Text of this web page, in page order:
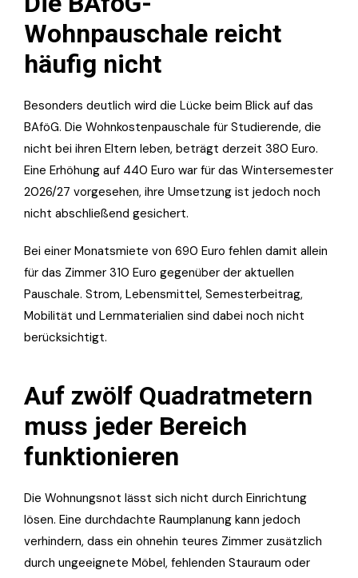
Wohnpauschale reicht
häufig nicht
Besonders deutlich wird die Lücke beim Blick auf das
BAföG. Die Wohnkostenpauschale für Studierende, die
nicht bei ihren Eltern leben, beträgt derzeit 380 Euro.
Eine Erhöhung auf 440 Euro war für das Wintersemester
2026/27 vorgesehen, ihre Umsetzung ist jedoch noch
nicht abschließend gesichert.
Bei einer Monatsmiete von 690 Euro fehlen damit allein
für das Zimmer 310 Euro gegenüber der aktuellen
Pauschale. Strom, Lebensmittel, Semesterbeitrag,
Mobilität und Lernmaterialien sind dabei noch nicht
berücksichtigt.
Auf zwölf Quadratmetern
muss jeder Bereich
funktionieren
Die Wohnungsnot lässt sich nicht durch Einrichtung
lösen. Eine durchdachte Raumplanung kann jedoch
verhindern, dass ein ohnehin teures Zimmer zusätzlich
durch ungeeignete Möbel, fehlenden Stauraum oder